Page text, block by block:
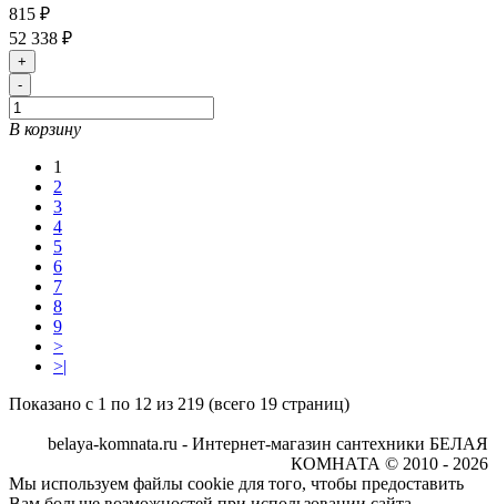
815 ₽
52 338 ₽
+
-
В корзину
1
2
3
4
5
6
7
8
9
>
>|
Показано с 1 по 12 из 219 (всего 19 страниц)
belaya-komnata.ru - Интернет-магазин сантехники БЕЛАЯ
КОМНАТА © 2010 - 2026
Мы используем файлы cookie для того, чтобы предоставить